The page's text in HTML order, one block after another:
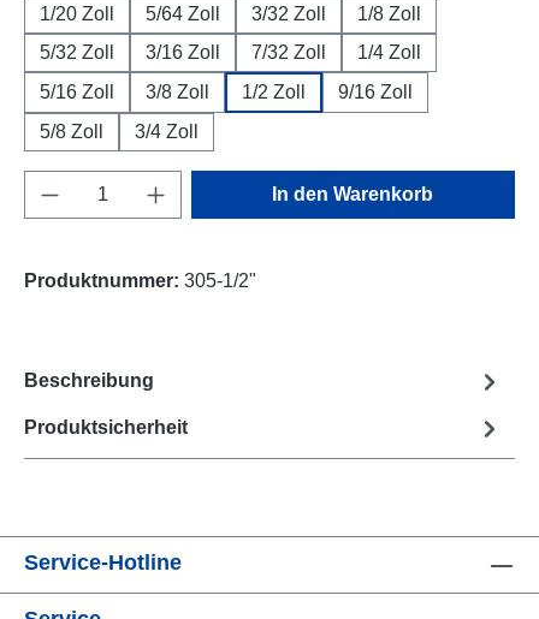
1/20 Zoll 5/64 Zoll 3/32 Zoll
1/8 Zoll
5/32 Zoll
3/16 Zoll 7/32 Zoll
1/4 Zoll
5/16 Zoll
3/8 Zoll 1/2 Zoll
9/16 Zoll
5/8 Zoll
3/4 Zoll
Produkt Anzahl: Gib den gewünschten
In den Warenkorb
Produktnummer: 305-1/2"
Beschreibung
Produktsicherheit
Service-Hotline